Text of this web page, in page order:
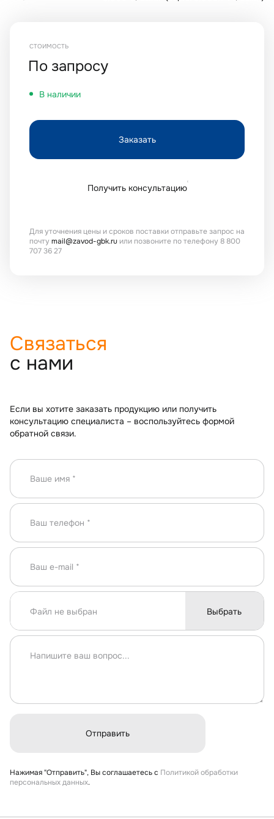
СТОИМОСТЬ
По запросу
В наличии
Заказать
Получить консультацию
Для уточнения цены и сроков поставки отправьте запрос на
почту mail@zavod-gbk.ru или позвоните по телефону 8 800
707 36 27
Связаться
с нами
Если вы хотите заказать продукцию или получить
консультацию специалиста – воспользуйтесь формой
обратной связи.
Файл не выбран Выбрать
Нажимая "Отправить", Вы соглашаетесь с Политикой обработки
персональных данных.